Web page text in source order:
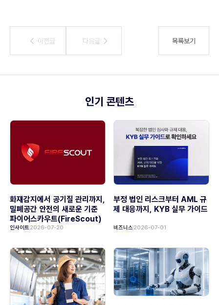
이전글
이전글 다음글
다음글 목록보기
인기 콘텐츠
화재감지에서 공기질 관리까지,
밀폐공간 안전의 새로운 기준
파이어스카우트(FireScout)
인사이트 2026-07-20
부정 법인 리스크부터 AML 규
제 대응까지, KYB 실무 가이드
비즈니스 2026-07-01